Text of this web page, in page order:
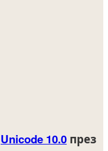
Unicode 10.0 през